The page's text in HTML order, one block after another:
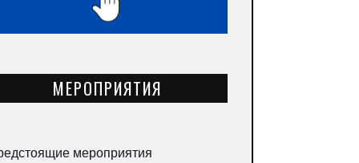
МЕРОПРИЯТИЯ
мероприятия